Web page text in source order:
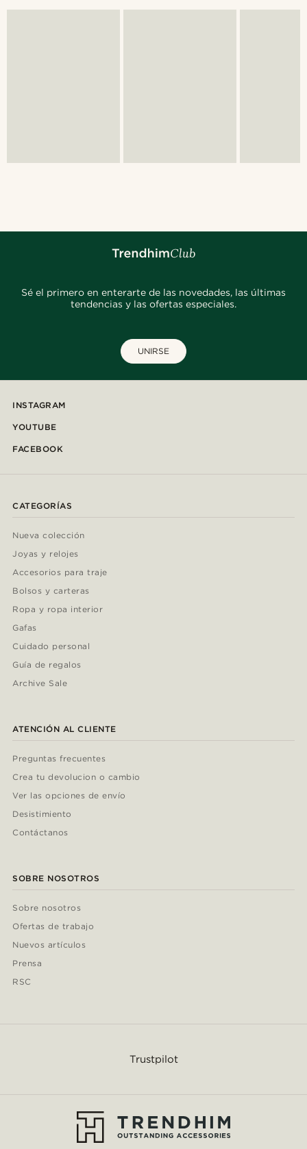
Sé el primero en enterarte de las novedades, las últimas
tendencias y las ofertas especiales.
UNIRSE
INSTAGRAM
YOUTUBE
FACEBOOK
CATEGORÍAS
Nueva colección
Joyas y relojes
Accesorios para traje
Bolsos y carteras
Ropa y ropa interior
Gafas
Cuidado personal
Guía de regalos
Archive Sale
ATENCIÓN AL CLIENTE
Preguntas frecuentes
Crea tu devolucion o cambio
Ver las opciones de envío
Desistimiento
Contáctanos
SOBRE NOSOTROS
Sobre nosotros
Ofertas de trabajo
Nuevos artículos
Prensa
RSC
Trustpilot